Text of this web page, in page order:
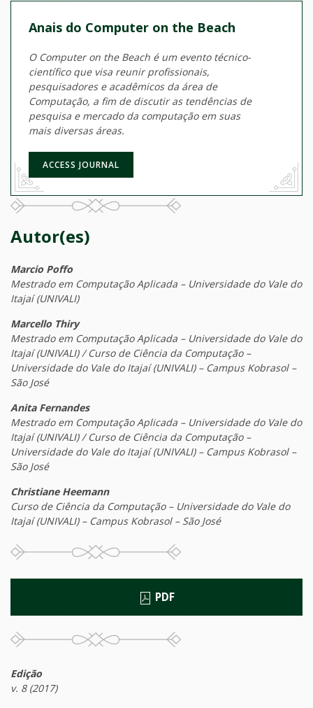
Anais do Computer on the Beach
O Computer on the Beach é um evento técnico-
científico que visa reunir profissionais,
pesquisadores e acadêmicos da área de
Computação, a fim de discutir as tendências de
pesquisa e mercado da computação em suas
mais diversas áreas.
ACCESS JOURNAL
Autor(es)
Marcio Poffo
Mestrado em Computação Aplicada – Universidade do Vale do
Itajaí (UNIVALI)
Marcello Thiry
Mestrado em Computação Aplicada – Universidade do Vale do
Itajaí (UNIVALI) / Curso de Ciência da Computação –
Universidade do Vale do Itajaí (UNIVALI) – Campus Kobrasol –
São José
Anita Fernandes
Mestrado em Computação Aplicada – Universidade do Vale do
Itajaí (UNIVALI) / Curso de Ciência da Computação –
Universidade do Vale do Itajaí (UNIVALI) – Campus Kobrasol –
São José
Christiane Heemann
Curso de Ciência da Computação – Universidade do Vale do
Itajaí (UNIVALI) – Campus Kobrasol – São José
PDF
Edição
v. 8 (2017)